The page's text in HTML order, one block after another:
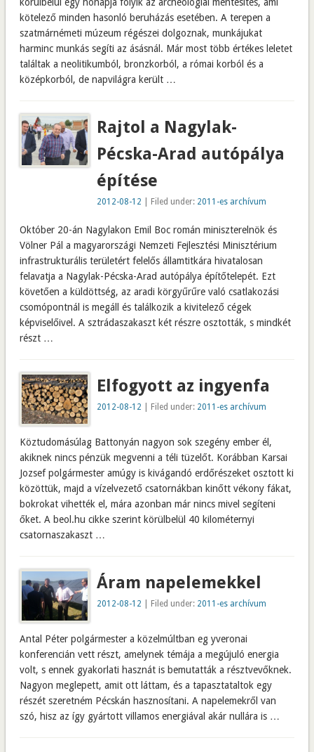
körülbelül egy hónapja folyik az archeológiai mentesítés, ami
kötelező minden hasonló beruházás esetében. A terepen a
szatmárnémeti múzeum régészei dolgoznak, munkájukat
harminc munkás segíti az ásásnál. Már most több értékes leletet
találtak a neolitikumból, bronzkorból, a római korból és a
középkorból, de napvilágra került …
Rajtol a Nagylak-
Pécska-Arad autópálya
építése
2012-08-12 | Filed under: 2011-es archívum
Október 20-án Nagylakon Emil Boc román miniszterelnök és
Völner Pál a magyarországi Nemzeti Fejlesztési Minisztérium
infrastrukturális területért felelős államtitkára hivatalosan
felavatja a Nagylak-Pécska-Arad autópálya építőtelepét. Ezt
követően a küldöttség, az aradi körgyűrűre való csatlakozási
csomópontnál is megáll és találkozik a kivitelező cégek
képviselőivel. A sztrádaszakaszt két részre osztották, s mindkét
részt …
Elfogyott az ingyenfa
2012-08-12 | Filed under: 2011-es archívum
Köztudomásúlag Battonyán nagyon sok szegény ember él,
akiknek nincs pénzük megvenni a téli tüzelőt. Korábban Karsai
Jozsef polgármester amúgy is kivágandó erdőrészeket osztott ki
közöttük, majd a vízelvezető csatornákban kinőtt vékony fákat,
bokrokat vihették el, mára azonban már nincs mivel segíteni
őket. A beol.hu cikke szerint körülbelül 40 kilométernyi
csatornaszakaszt …
Áram napelemekkel
2012-08-12 | Filed under: 2011-es archívum
Antal Péter polgármester a közelmúltban eg yveronai
konferencián vett részt, amelynek témája a megújuló energia
volt, s ennek gyakorlati hasznát is bemutatták a résztvevőknek.
Nagyon meglepett, amit ott láttam, és a tapasztataltok egy
részét szeretném Pécskán hasznosítani. A napelemekről van
szó, hisz az így gyártott villamos energiával akár nullára is …